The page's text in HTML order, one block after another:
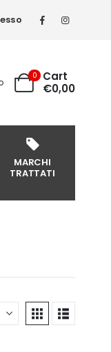
0
Cart
€0,00
MARCHI
TRATTATI